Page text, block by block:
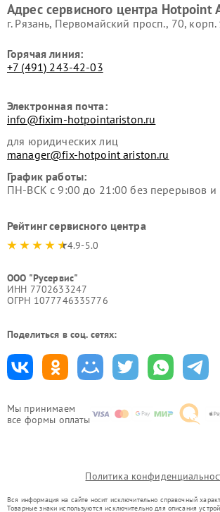
Мы принимаем
все формы оплаты
Ariston
Hotpoint
Адрес сервисного центра Hotpoint
г. Рязань, Первомайский просп., 70, корп.
Горячая линия:
+7 (491) 243-42-03
Электронная почта:
info@fixim-hotpointariston.ru
для юридических лиц
manager@fix-hotpoint ariston.ru
График работы:
ПН-ВСК с 9:00 до 21:00 без перерывов
Рейтинг сервисного центра
4.9-5.0
ООО "Русервис"
ИНН 7702633247
ОГРН 1077746335776
Поделиться в соц. сетях:
Политика
Вся информация на сайте носит исключительно справочный
Товарные знаки используются исключительно для описания